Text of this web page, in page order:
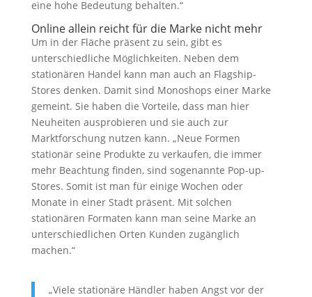
eine hohe Bedeutung behalten.“
Online allein reicht für die Marke nicht mehr
Um in der Fläche präsent zu sein, gibt es
unterschiedliche Möglichkeiten. Neben dem
stationären Handel kann man auch an Flagship-
Stores denken. Damit sind Monoshops einer Marke
gemeint. Sie haben die Vorteile, dass man hier
Neuheiten ausprobieren und sie auch zur
Marktforschung nutzen kann. „Neue Formen
stationär seine Produkte zu verkaufen, die immer
mehr Beachtung finden, sind sogenannte Pop-up-
Stores. Somit ist man für einige Wochen oder
Monate in einer Stadt präsent. Mit solchen
stationären Formaten kann man seine Marke an
unterschiedlichen Orten Kunden zugänglich
machen.“
„Viele stationäre Händler haben Angst vor der